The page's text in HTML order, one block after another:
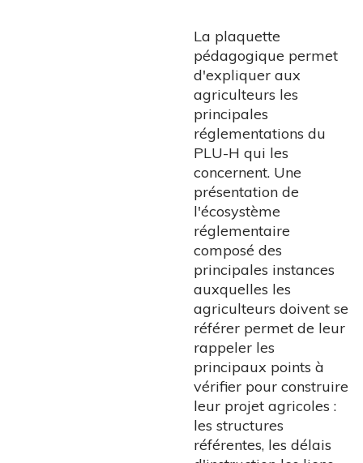
La plaquette
pédagogique permet
d'expliquer aux
agriculteurs les
principales
réglementations du
PLU-H qui les
concernent. Une
présentation de
l'écosystème
réglementaire
composé des
principales instances
auxquelles les
agriculteurs doivent se
référer permet de leur
rappeler les
principaux points à
vérifier pour construire
leur projet agricoles :
les structures
référentes, les délais